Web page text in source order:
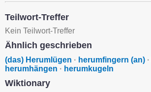
Teilwort-Treffer
Kein Teilwort-Treffer
Ähnlich geschrieben
(das) Herumlügen · herumfingern (an) ·
herumhängen · herumkugeln
Wiktionary